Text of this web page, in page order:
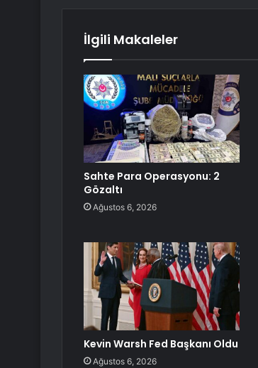
İlgili Makaleler
Sahte Para Operasyonu: 2
Gözaltı
Ağustos 6, 2026
Kevin Warsh Fed Başkanı Oldu
Ağustos 6, 2026